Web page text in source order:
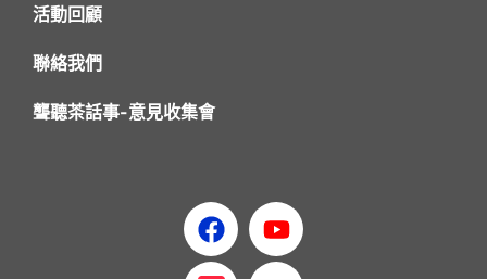
活動回顧
聯絡我們
聾聽茶話事-意見收集會